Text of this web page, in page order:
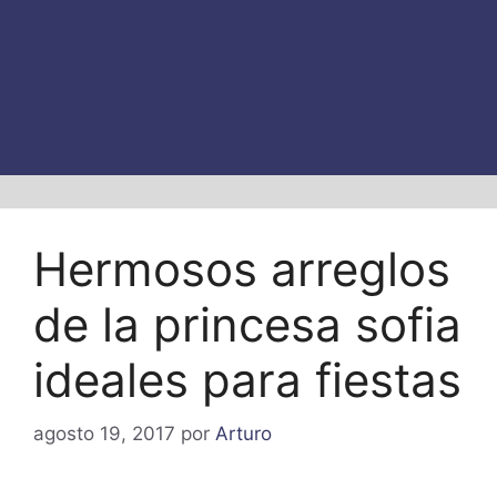
Hermosos arreglos
de la princesa sofia
ideales para fiestas
agosto 19, 2017 por Arturo